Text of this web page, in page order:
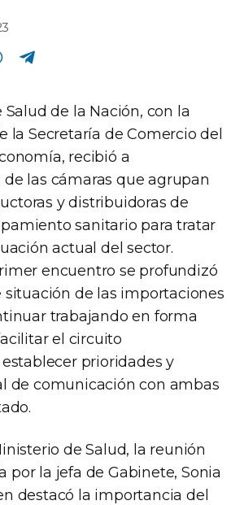
de la Nación, con la
la Secretaría de Comercio del
recibió a
las cámaras que agrupan
y distribuidoras de
sanitario para tratar
actual del sector.
encuentro se profundizó
situación de las importaciones
trabajando en forma
el circuito
prioridades y
de comunicación con ambas
de Salud, la reunión
por la jefa de Gabinete, Sonia
destacó la importancia del